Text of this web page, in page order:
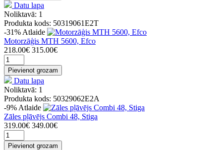
Datu lapa
Noliktavā: 1
Produkta kods: 50319061E2T
-31% Atlaide
Motorzāģis MTH 5600, Efco
218.00€ 315.00€
Pievienot grozam
Datu lapa
Noliktavā: 1
Produkta kods: 50329062E2A
-9% Atlaide
Zāles pļāvējs Combi 48, Stiga
319.00€ 349.00€
Pievienot grozam